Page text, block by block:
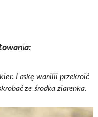
Laskę wanilii przekroić
ze środka ziarenka.